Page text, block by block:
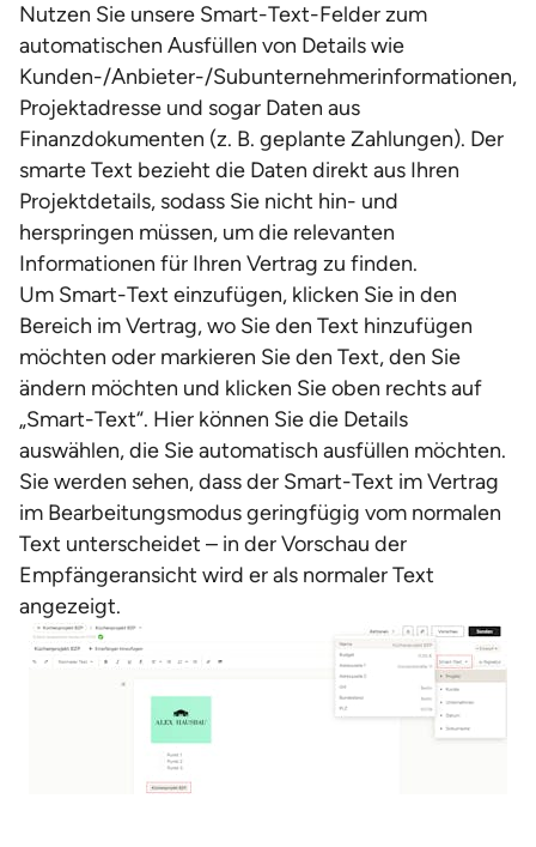
Nutzen Sie unsere Smart-Text-Felder zum
automatischen Ausfüllen von Details wie
Kunden-/Anbieter-/Subunternehmerinformationen,
Projektadresse und sogar Daten aus
Finanzdokumenten (z. B. geplante Zahlungen). Der
smarte Text bezieht die Daten direkt aus Ihren
Projektdetails, sodass Sie nicht hin- und
herspringen müssen, um die relevanten
Informationen für Ihren Vertrag zu finden.
Um Smart-Text einzufügen, klicken Sie in den
Bereich im Vertrag, wo Sie den Text hinzufügen
möchten oder markieren Sie den Text, den Sie
ändern möchten und klicken Sie oben rechts auf
„Smart-Text“. Hier können Sie die Details
auswählen, die Sie automatisch ausfüllen möchten.
Sie werden sehen, dass der Smart-Text im Vertrag
im Bearbeitungsmodus geringfügig vom normalen
Text unterscheidet – in der Vorschau der
Empfängeransicht wird er als normaler Text
angezeigt.